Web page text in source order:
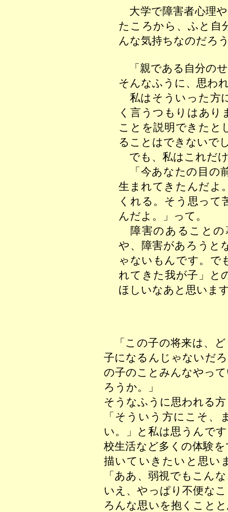
大学で障害者心理
たころから、ふと自
んな気持ちなのだろ
「親である自分の
そんなふうに、思わ
私はそういった方
く言うつもりはあり
ことを説明できたと
ることはできないで
でも、私はこれだ
「今あなたの目の
生まれてきたんだよ
くれる。そう思って
んだよ。」って。
障害のあることの
や、障害があろうと
ゃないもんです。で
れてきた我が子」と
ほしいなあと思いま
「この子の将来は、
子になるんじゃないだ
の子のことみんなやっ
ろうか。」
そうなふうに思われる
「そういう方にこそ
い。」と私は思うんで
校生活など多くの体験
描いていきたいと思い
「ああ、弱視でもこん
いえ、やっぱり不便な
ろんな思いを抱くこと